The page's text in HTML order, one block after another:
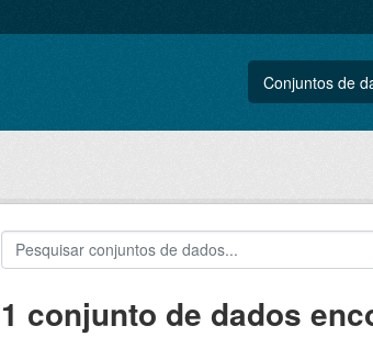
Conjuntos de
1 conjunto de dados